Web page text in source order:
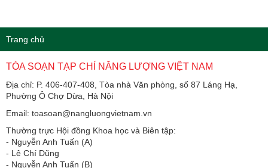
Trang chủ
TÒA SOẠN TẠP CHÍ NĂNG LƯỢNG VIỆT NAM
Địa chỉ: P. 406-407-408, Tòa nhà Văn phòng, số 87 Láng Hạ,
Phường Ô Chợ Dừa, Hà Nội
Email: toasoan@nangluongvietnam.vn
Thường trực Hội đồng Khoa học và Biên tập:
​​​​​​- Nguyễn Anh Tuấn (A)
- Lê Chí Dũng
- Nguyễn Anh Tuấn (B)